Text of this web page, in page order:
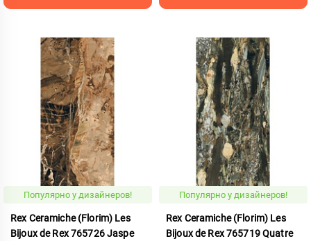
Популярно у дизайнеров!
Rex Ceramiche (Florim) Les
Bijoux de Rex 765726 Jaspe
Популярно у дизайнеров!
Rex Ceramiche (Florim) Les
Bijoux de Rex 765719 Quatre